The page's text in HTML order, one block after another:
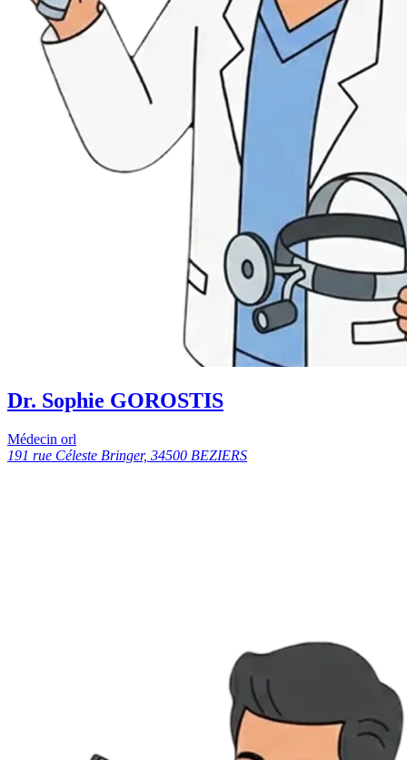
Dr. Sophie GOROSTIS
Médecin orl
191 rue Céleste Bringer, 34500 BEZIERS